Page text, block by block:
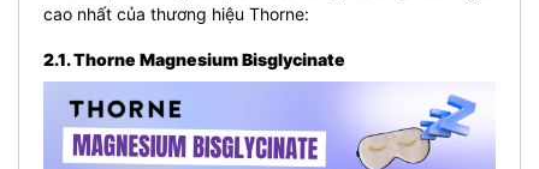
cao nhất của thương hiệu Thorne:
2.1. Thorne Magnesium Bisglycinate